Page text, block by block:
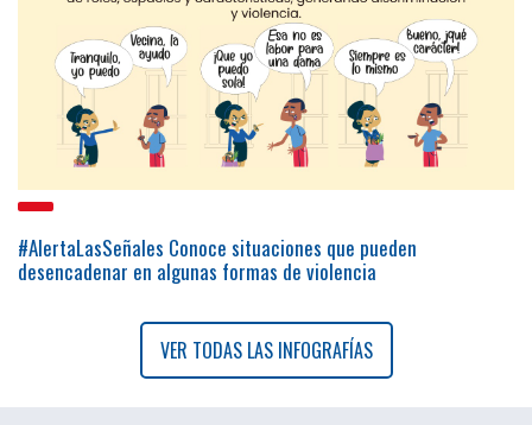
#AlertaLasSeñales Conoce situaciones que pueden
desencadenar en algunas formas de violencia
VER TODAS LAS INFOGRAFÍAS